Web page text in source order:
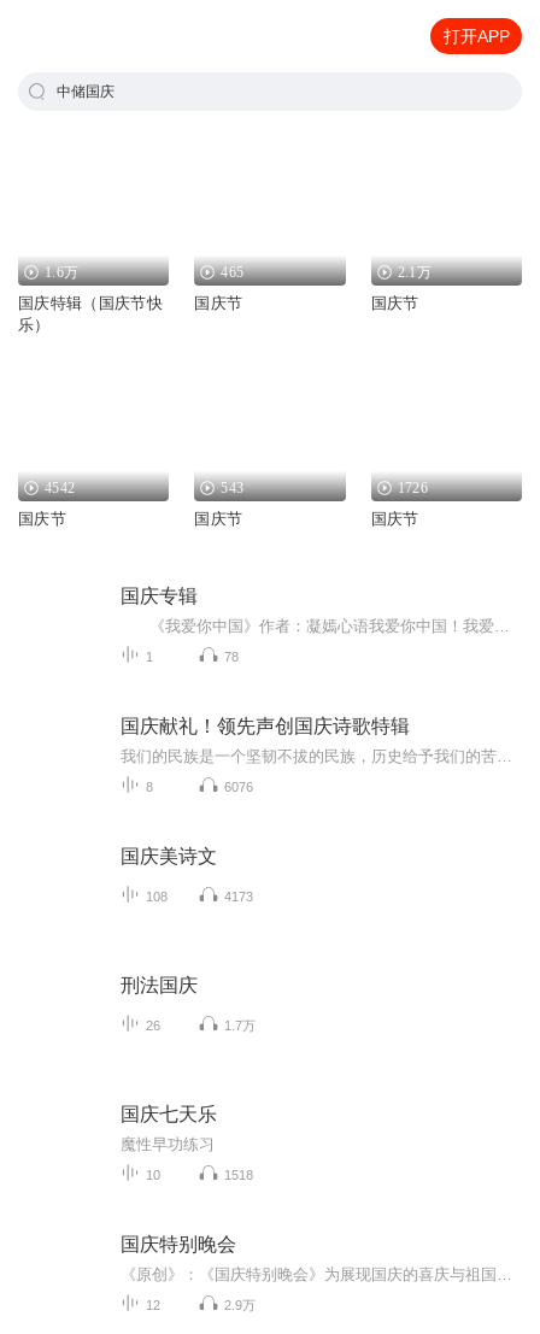
打开APP
中储国庆
1.6万
国庆特辑（国庆节快
乐）
465
国庆节
2.1万
国庆节
4542
国庆节
543
国庆节
1726
国庆节
国庆专辑
1 78
国庆献礼！领先声创国庆诗歌特辑
8 6076
国庆美诗文
108 4173
刑法国庆
26 1.7万
国庆七天乐
魔性早功练习
10 1518
国庆特别晚会
12 2.9万